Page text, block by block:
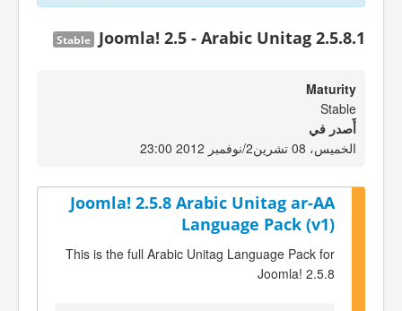
Joomla! 2.5 - Arabic Unitag 2.5.8.1
Stable
Maturity
Stable
أٌصدر في
الخميس، 08 تشرين2/نوفمبر 2012 23:00
Joomla! 2.5.8 Arabic Unitag ar-AA
Language Pack (v1)
This is the full Arabic Unitag Language Pack for
Joomla! 2.5.8